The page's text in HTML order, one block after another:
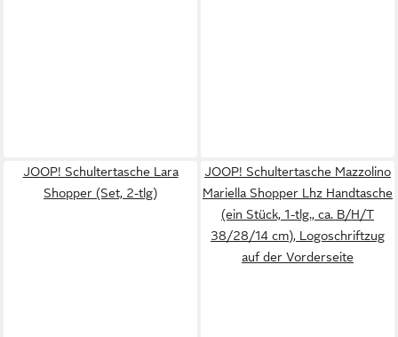
JOOP! Schultertasche Lara
Shopper (Set, 2-tlg)
JOOP! Schultertasche Mazzolino
Mariella Shopper Lhz Handtasche
(ein Stück, 1-tlg., ca. B/H/T
38/28/14 cm), Logoschriftzug
auf der Vorderseite